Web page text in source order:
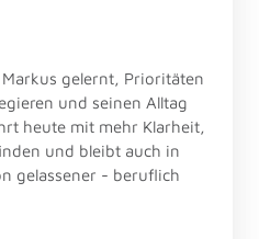
gelernt, Prioritäten
und seinen Alltag
heute mit mehr Klarheit,
und bleibt auch in
gelassener - beruflich